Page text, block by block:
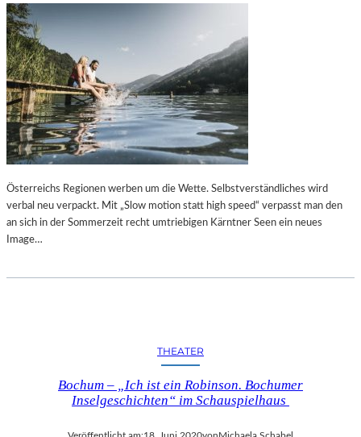
Österreichs Regionen werben um die Wette. Selbstverständliches wird
verbal neu verpackt. Mit „Slow motion statt high speed“ verpasst man den
an sich in der Sommerzeit recht umtriebigen Kärntner Seen ein neues
Image…
THEATER
Bochum – „Ich ist ein Robinson. Bochumer
Inselgeschichten“ im Schauspielhaus